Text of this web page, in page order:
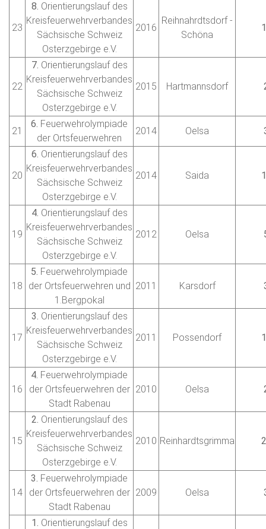
23
8. Orientierungslauf des
Kreisfeuerwehrverbandes
Sächsische Schweiz
Osterzgebirge e.V.
2016
Reihnahrdtsdorf -
Schöna
22
7. Orientierungslauf des
Kreisfeuerwehrverbandes
Sächsische Schweiz
Osterzgebirge e.V.
2015 Hartmannsdorf
21
6. Feuerwehrolympiade
der Ortsfeuerwehren
2014 Oelsa
20
6. Orientierungslauf des
Kreisfeuerwehrverbandes
Sächsische Schweiz
Osterzgebirge e.V.
2014 Saida
19
4. Orientierungslauf des
Kreisfeuerwehrverbandes
Sächsische Schweiz
Osterzgebirge e.V.
2012 Oelsa
18
5. Feuerwehrolympiade
der Ortsfeuerwehren und
1.Bergpokal
2011 Karsdorf
17
3. Orientierungslauf des
Kreisfeuerwehrverbandes
Sächsische Schweiz
Osterzgebirge e.V.
2011 Possendorf
16
4. Feuerwehrolympiade
der Ortsfeuerwehren der
Stadt Rabenau
2010 Oelsa
15
2. Orientierungslauf des
Kreisfeuerwehrverbandes
Sächsische Schweiz
Osterzgebirge e.V.
2010 Reinhardtsgrimma
14
3. Feuerwehrolympiade
der Ortsfeuerwehren der
Stadt Rabenau
2009 Oelsa
1. Orientierungslauf des